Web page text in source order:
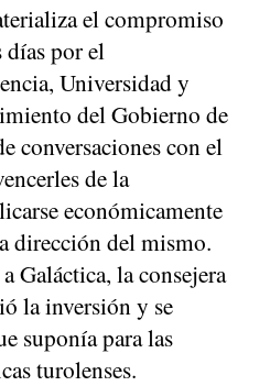
el compromiso
días por el
Universidad y
del Gobierno de
conversaciones con el
de la
económicamente
dirección del mismo.
Galáctica, la consejera
la inversión y se
suponía para las
turolenses.